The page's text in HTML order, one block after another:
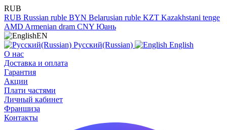
RUB
RUB Russian ruble BYN Belarusian ruble KZT Kazakhstani tenge
AMD Armenian dram CNY Юань
EN
Русский(Russian)
English
О нас
Доставка и оплата
Гарантия
Акции
Плати частями
Личный кабинет
Франшиза
Контакты